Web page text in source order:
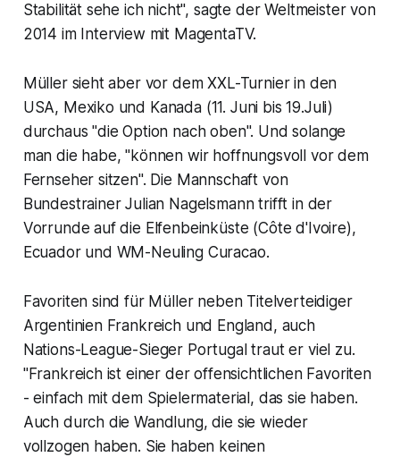
Stabilität sehe ich nicht", sagte der Weltmeister von
2014 im Interview mit MagentaTV.
Müller sieht aber vor dem XXL-Turnier in den
USA, Mexiko und Kanada (11. Juni bis 19.Juli)
durchaus "die Option nach oben". Und solange
man die habe, "können wir hoffnungsvoll vor dem
Fernseher sitzen". Die Mannschaft von
Bundestrainer Julian Nagelsmann trifft in der
Vorrunde auf die Elfenbeinküste (Côte d'Ivoire),
Ecuador und WM-Neuling Curacao.
Favoriten sind für Müller neben Titelverteidiger
Argentinien Frankreich und England, auch
Nations-League-Sieger Portugal traut er viel zu.
"Frankreich ist einer der offensichtlichen Favoriten
- einfach mit dem Spielermaterial, das sie haben.
Auch durch die Wandlung, die sie wieder
vollzogen haben. Sie haben keinen